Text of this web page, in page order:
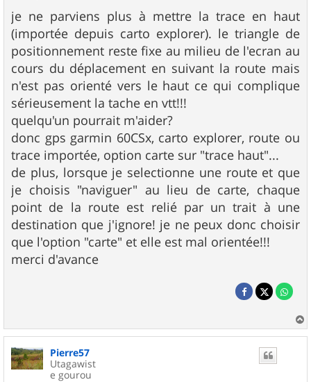
s
s
a
g
e
je ne parviens plus à mettre la trace en haut
(importée depuis carto explorer). le triangle de
positionnement reste fixe au milieu de l'ecran au
cours du déplacement en suivant la route mais
n'est pas orienté vers le haut ce qui complique
sérieusement la tache en vtt!!!
quelqu'un pourrait m'aider?
donc gps garmin 60CSx, carto explorer, route ou
trace importée, option carte sur "trace haut"...
de plus, lorsque je selectionne une route et que
je choisis "naviguer" au lieu de carte, chaque
point de la route est relié par un trait à une
destination que j'ignore! je ne peux donc choisir
que l'option "carte" et elle est mal orientée!!!
merci d'avance
a
Pierre57
Utagawist
e gourou